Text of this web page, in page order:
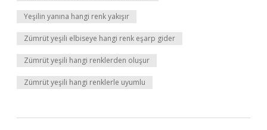
Yeşilin yanına hangi renk yakışır
Zümrüt yeşili elbiseye hangi renk eşarp gider
Zümrüt yeşili hangi renklerden oluşur
Zümrüt yeşili hangi renklerle uyumlu